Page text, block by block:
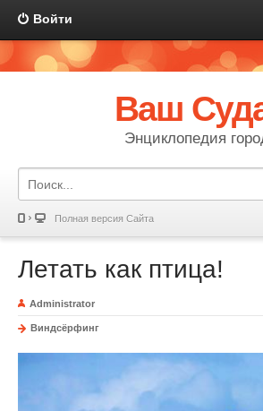
Войти
Ваш
Энциклопедия
Полная версия Сайта
Летать как птица!
Administrator
Виндсёрфинг